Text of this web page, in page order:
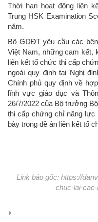
Thời hạn hoạt động liên
Trung HSK Examination
năm.
Bộ GDĐT yêu cầu các
Việt Nam, những cam kết,
liên kết tổ chức thi cấp
ngoài quy định tại Nghị
Chính phủ quy định về
lĩnh vực giáo dục và
26/7/2022 của Bộ trưởng
thi cấp chứng chỉ năng
bày trong đề án liên kết tổ
Link báo gốc: https://
chuc-lai-